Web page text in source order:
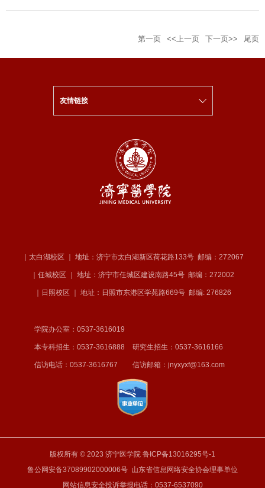
科专业18个，全日制在校生17000余人；有国家级特色专业建设点、综合改革试点项目、卓越医
式”学科发展体系，有省高水平培育学科1个，省中医药等重点学科7个，省级青年创新团队15个，
立项建设省级培育科研创新团队18个
第一页 <<上一页 下一页>> 尾页
友情链接
｜太白湖校区 ｜ 地址：济宁市太白湖新区荷花路133号 邮编：272067
｜任城校区 ｜ 地址：济宁市任城区建设南路45号 邮编：272002
｜日照校区 ｜ 地址：日照市东港区学苑路669号 邮编: 276826
学院办公室：0537-3616019
本专科招生：0537-3616888 研究生招生：0537-3616166
信访电话：0537-3616767 信访邮箱：jnyxyxf@163.com
版权所有 © 2023 济宁医学院 鲁ICP备13016295号-1
鲁公网安备37089902000006号 山东省信息网络安全协会理事单位
网站信息安全投诉举报电话：0537-6537090